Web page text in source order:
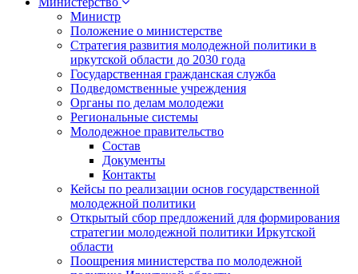
Министр
Положение о министерстве
Стратегия развития молодежной политики в
иркутской области до 2030 года
Государственная гражданская служба
Подведомственные учреждения
Органы по делам молодежи
Региональные системы
Молодежное правительство
Состав
Документы
Контакты
Кейсы по реализации основ государственной
молодежной политики
Открытый сбор предложений для формирования
стратегии молодежной политики Иркутской
области
Поощрения министерства по молодежной